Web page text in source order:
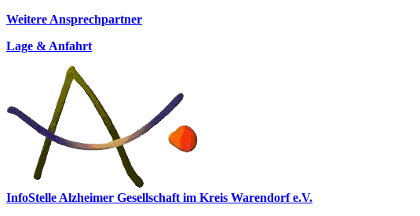
Weitere Ansprechpartner
Lage & Anfahrt
InfoStelle Alzheimer Gesellschaft im Kreis Warendorf e.V.